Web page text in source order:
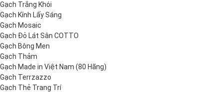
Gạch Trắng Khói
Gạch Kính Lấy Sáng
Gạch Mosaic
Gạch Đỏ Lát Sân COTTO
Gạch Bông Men
Gạch Thảm
Gạch Made in Việt Nam (80 Hãng)
Gạch Terrzazzo
Gạch Thẻ Trang Trí